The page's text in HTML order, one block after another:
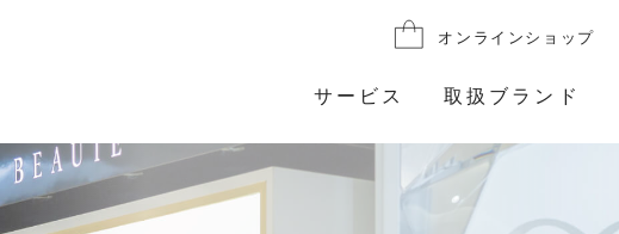
サービス 取扱ブランド
オンラインショップ